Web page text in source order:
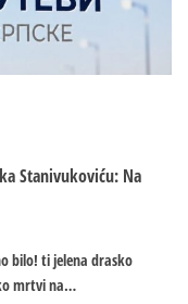
Stanivukoviću: Na
bilo! ti jelena drasko
mrtvi na…